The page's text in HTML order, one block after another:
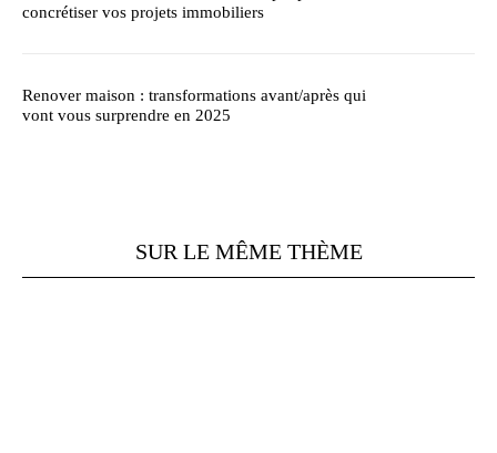
concrétiser vos projets immobiliers
Renover maison : transformations avant/après qui
vont vous surprendre en 2025
SUR LE MÊME THÈME